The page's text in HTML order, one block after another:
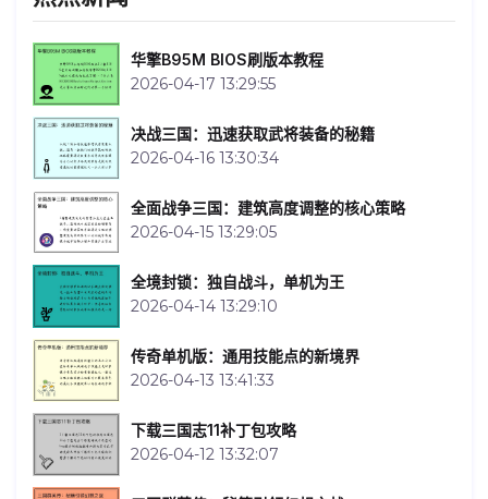
华擎B95M BIOS刷版本教程
2026-04-17 13:29:55
决战三国：迅速获取武将装备的秘籍
2026-04-16 13:30:34
全面战争三国：建筑高度调整的核心策略
2026-04-15 13:29:05
全境封锁：独自战斗，单机为王
2026-04-14 13:29:10
传奇单机版：通用技能点的新境界
2026-04-13 13:41:33
下载三国志11补丁包攻略
2026-04-12 13:32:07